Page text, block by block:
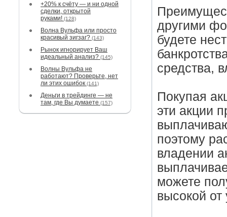
+20% к счёту — и ни одной
сделки, открытой
руками! (128)
Волна Вульфа или просто
красивый зигзаг? (143)
Рынок игнорирует Ваш
идеальный анализ? (145)
Волны Вульфа не
работают? Проверьте, нет
ли этих ошибок (141)
Деньги в трейдинге — не
там, где Вы думаете (157)
другими
будете
средства,
Покупая
эти акции
поэтому
владении
можете
высокой